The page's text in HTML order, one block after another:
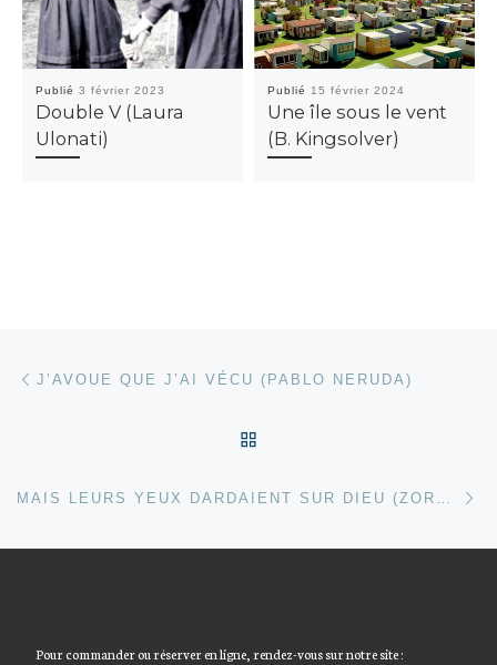
Publié 3 février 2023
Double V (Laura
Ulonati)
Publié 15 février 2024
Une île sous le vent
(B. Kingsolver)
Parcourir les articles
J’AVOUE QUE J’AI VÉCU (PABLO NERUDA)
Pour commander ou réserver en ligne, rendez-vous sur notre site :